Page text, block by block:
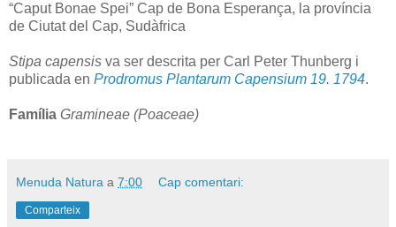
“Caput Bonae Spei” Cap de Bona Esperança, la província
de Ciutat del Cap, Sudàfrica
Stipa capensis va ser descrita per Carl Peter Thunberg i
publicada en Prodromus Plantarum Capensium 19. 1794.
Família Gramineae (Poaceae)
Menuda Natura a 7:00 Cap comentari:
Comparteix